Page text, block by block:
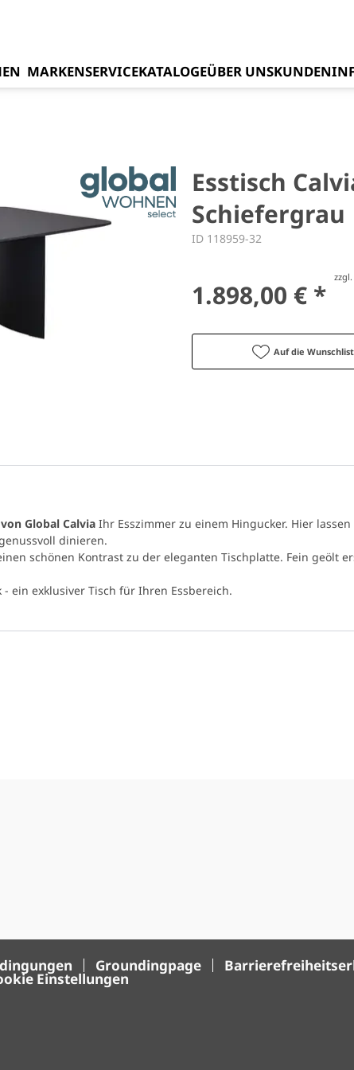
MARKENSERVICEKATALOGEÜBER UNS
Esstisch
Schiefergrau
ID 118959-32
1.898,00 € *
Auf die
Global CalviaIhr Esszimmer zu einem Hingucker. Hier
dinieren.
schönen Kontrast zu der eleganten Tischplatte. Fein geölt
ein exklusiver Tisch für Ihren Essbereich.
Groundingpage
Einstellungen